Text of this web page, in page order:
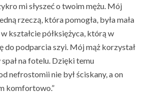
mi słyszeć o twoim mężu. Mój
rzeczą, która pomogła, była mała
kształcie półksiężyca, którą w
do podparcia szyi. Mój mąż korzystał
na fotelu. Dzięki temu
nefrostomii nie był ściskany, a on
komfortowo.”